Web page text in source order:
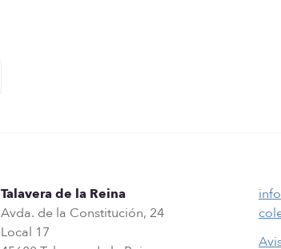
Talavera de la Reina
Avda. de la Constitución, 24
Local 17